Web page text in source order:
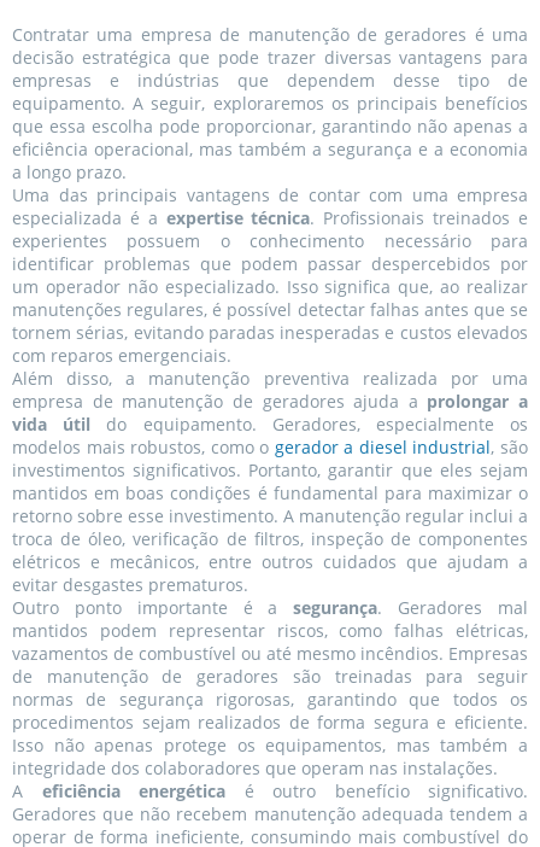
Contratar uma empresa de manutenção de geradores é uma
decisão estratégica que pode trazer diversas vantagens para
empresas e indústrias que dependem desse tipo de
equipamento. A seguir, exploraremos os principais benefícios
que essa escolha pode proporcionar, garantindo não apenas a
eficiência operacional, mas também a segurança e a economia
a longo prazo.
Uma das principais vantagens de contar com uma empresa
especializada é a expertise técnica. Profissionais treinados e
experientes possuem o conhecimento necessário para
identificar problemas que podem passar despercebidos por
um operador não especializado. Isso significa que, ao realizar
manutenções regulares, é possível detectar falhas antes que se
tornem sérias, evitando paradas inesperadas e custos elevados
com reparos emergenciais.
Além disso, a manutenção preventiva realizada por uma
empresa de manutenção de geradores ajuda a prolongar a
vida útil do equipamento. Geradores, especialmente os
modelos mais robustos, como o gerador a diesel industrial, são
investimentos significativos. Portanto, garantir que eles sejam
mantidos em boas condições é fundamental para maximizar o
retorno sobre esse investimento. A manutenção regular inclui a
troca de óleo, verificação de filtros, inspeção de componentes
elétricos e mecânicos, entre outros cuidados que ajudam a
evitar desgastes prematuros.
Outro ponto importante é asegurança. Geradores mal
mantidos podem representar riscos, como falhas elétricas,
vazamentos de combustível ou até mesmo incêndios. Empresas
de manutenção de geradores são treinadas para seguir
normas de segurança rigorosas, garantindo que todos os
procedimentos sejam realizados de forma segura e eficiente.
Isso não apenas protege os equipamentos, mas também a
integridade dos colaboradores que operam nas instalações.
A eficiência energética é outro benefício significativo.
Geradores que não recebem manutenção adequada tendem a
operar de forma ineficiente, consumindo mais combustível do